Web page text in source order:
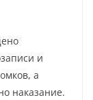
и
а
наказание.